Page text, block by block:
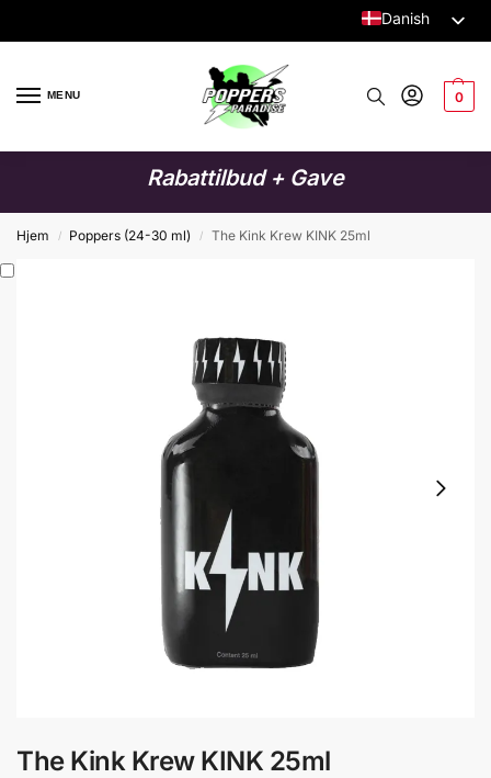
Danish
English
MENU 0
Rabattilbud + Gave
Hjem / Poppers (24-30 ml) / The Kink Krew KINK 25ml
The Kink Krew KINK 25ml